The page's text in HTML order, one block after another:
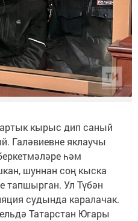
кырыс дип саный
Галәвиевне яклаучы
һәм
шуннан соң кыска
тапшырган. Ул Түбән
судында каралачак.
Татарстан Югары